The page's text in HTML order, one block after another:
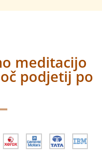
meditacijo
podjetij po